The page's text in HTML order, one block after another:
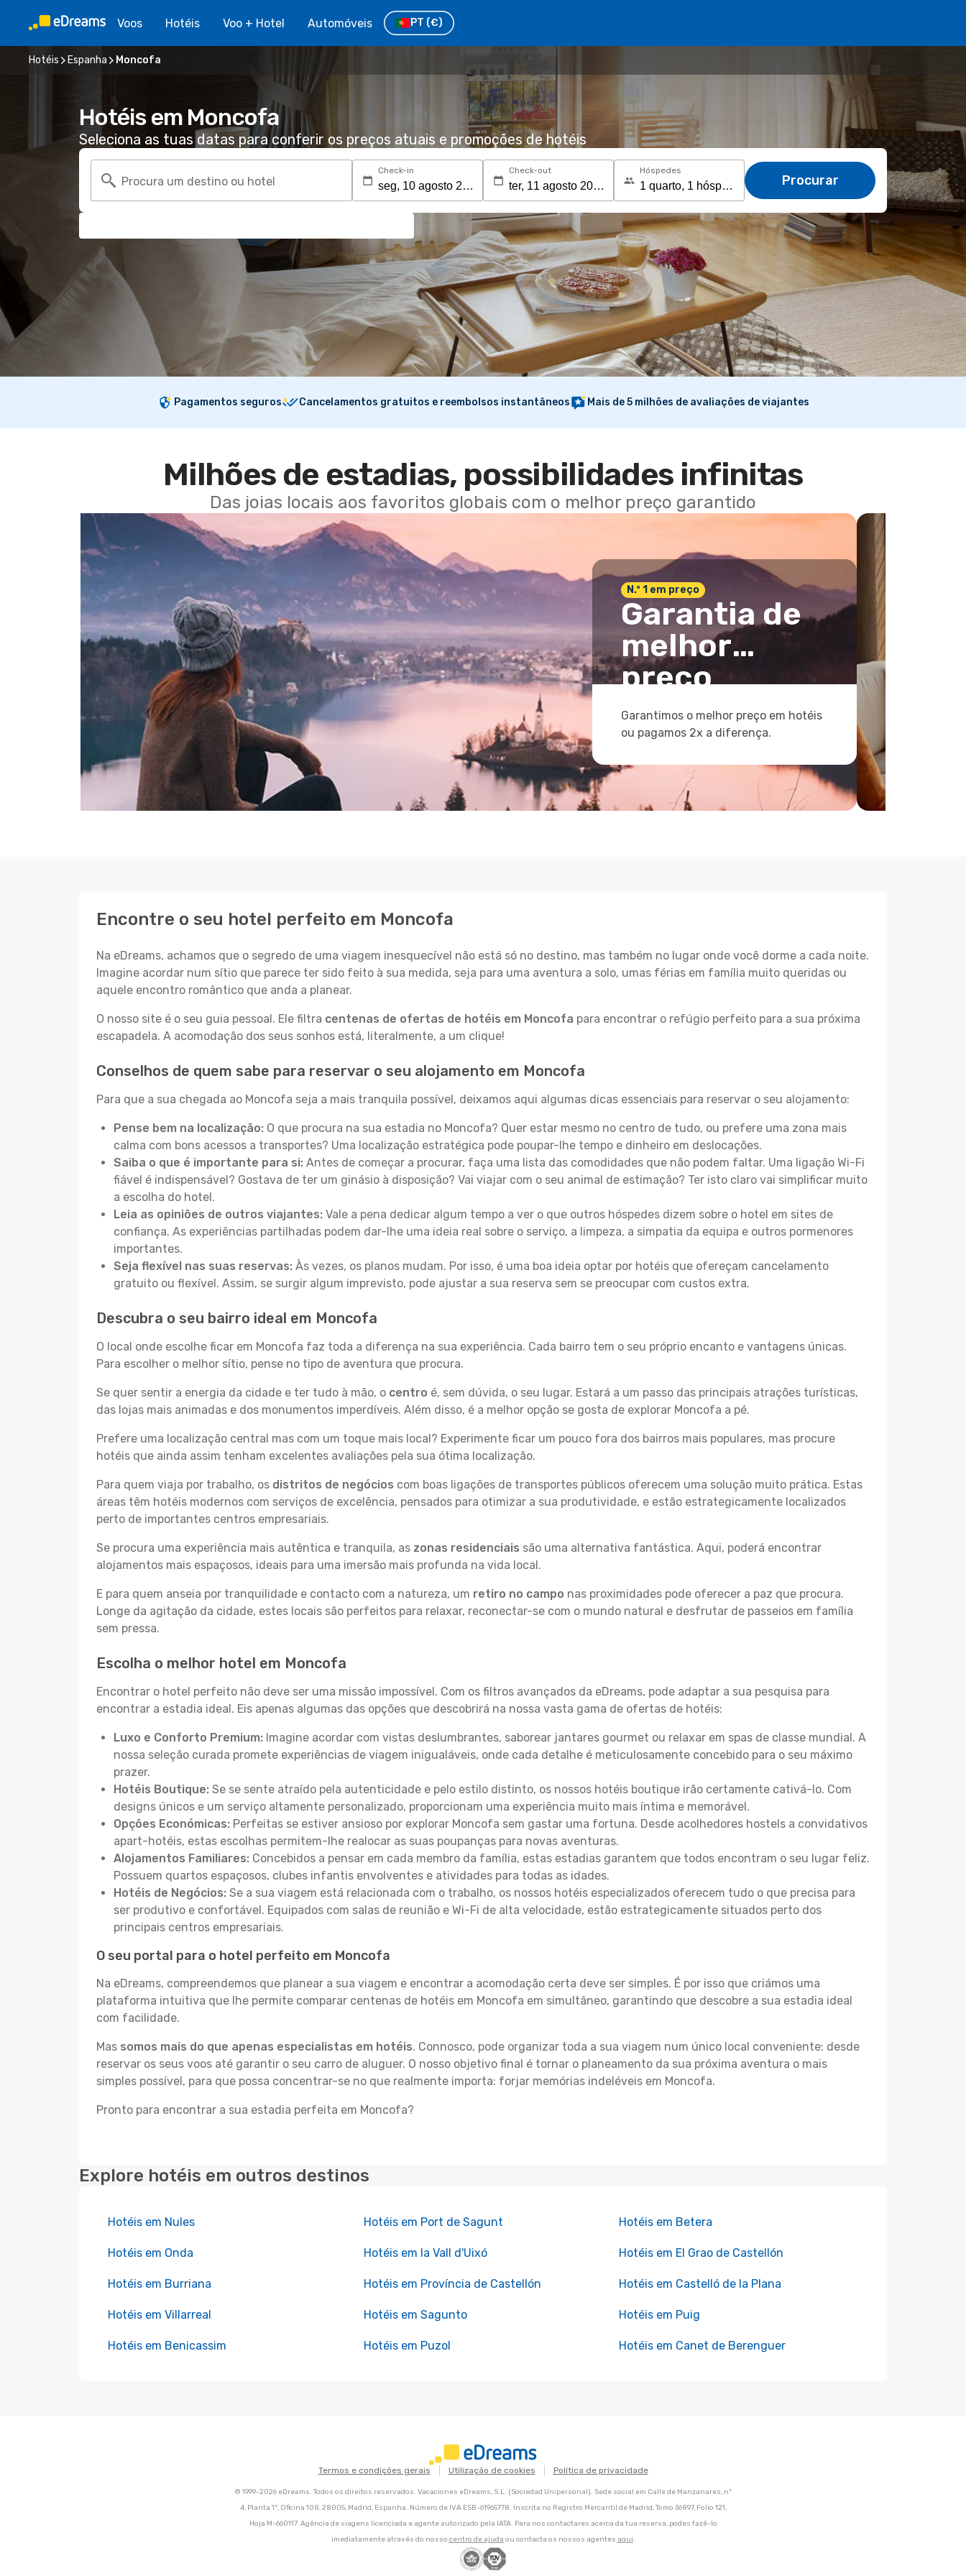
Voos Hotéis Voo + Hotel Automóveis PT (€)
Hotéis Espanha Moncofa
Hotéis em Moncofa
Seleciona as tuas datas para conferir os preços atuais e promoções de hotéis
Procura um destino ou hotel
Check-in Check-out Hóspedes
Procurar
Pagamentos seguros Cancelamentos gratuitos e reembolsos instantâneos Mais de 5 milhões de avaliações de viajantes
Milhões de estadias, possibilidades infinitas
Das joias locais aos favoritos globais com o melhor preço garantido
N.º 1 em preço
Garantia de
melhor
preço
Garantimos o melhor preço em hotéis
ou pagamos 2x a diferença.
Encontre o seu hotel perfeito em Moncofa
Na eDreams, achamos que o segredo de uma viagem inesquecível não está só no destino, mas também no lugar onde você dorme a cada noite.
Imagine acordar num sítio que parece ter sido feito à sua medida, seja para uma aventura a solo, umas férias em família muito queridas ou
aquele encontro romântico que anda a planear.
O nosso site é o seu guia pessoal. Ele filtra centenas de ofertas de hotéis em Moncofa para encontrar o refúgio perfeito para a sua próxima
escapadela. A acomodação dos seus sonhos está, literalmente, a um clique!
Conselhos de quem sabe para reservar o seu alojamento em Moncofa
Para que a sua chegada ao Moncofa seja a mais tranquila possível, deixamos aqui algumas dicas essenciais para reservar o seu alojamento:
Pense bem na localização: O que procura na sua estadia no Moncofa? Quer estar mesmo no centro de tudo, ou prefere uma zona mais
calma com bons acessos a transportes? Uma localização estratégica pode poupar-lhe tempo e dinheiro em deslocações.
Saiba o que é importante para si: Antes de começar a procurar, faça uma lista das comodidades que não podem faltar. Uma ligação Wi-Fi
fiável é indispensável? Gostava de ter um ginásio à disposição? Vai viajar com o seu animal de estimação? Ter isto claro vai simplificar muito
a escolha do hotel.
Leia as opiniões de outros viajantes: Vale a pena dedicar algum tempo a ver o que outros hóspedes dizem sobre o hotel em sites de
confiança. As experiências partilhadas podem dar-lhe uma ideia real sobre o serviço, a limpeza, a simpatia da equipa e outros pormenores
importantes.
Seja flexível nas suas reservas: Às vezes, os planos mudam. Por isso, é uma boa ideia optar por hotéis que ofereçam cancelamento
gratuito ou flexível. Assim, se surgir algum imprevisto, pode ajustar a sua reserva sem se preocupar com custos extra.
Descubra o seu bairro ideal em Moncofa
O local onde escolhe ficar em Moncofa faz toda a diferença na sua experiência. Cada bairro tem o seu próprio encanto e vantagens únicas.
Para escolher o melhor sítio, pense no tipo de aventura que procura.
Se quer sentir a energia da cidade e ter tudo à mão, o centro é, sem dúvida, o seu lugar. Estará a um passo das principais atrações turísticas,
das lojas mais animadas e dos monumentos imperdíveis. Além disso, é a melhor opção se gosta de explorar Moncofa a pé.
Prefere uma localização central mas com um toque mais local? Experimente ficar um pouco fora dos bairros mais populares, mas procure
hotéis que ainda assim tenham excelentes avaliações pela sua ótima localização.
Para quem viaja por trabalho, os distritos de negócios com boas ligações de transportes públicos oferecem uma solução muito prática. Estas
áreas têm hotéis modernos com serviços de excelência, pensados para otimizar a sua produtividade, e estão estrategicamente localizados
perto de importantes centros empresariais.
Se procura uma experiência mais autêntica e tranquila, as zonas residenciais são uma alternativa fantástica. Aqui, poderá encontrar
alojamentos mais espaçosos, ideais para uma imersão mais profunda na vida local.
E para quem anseia por tranquilidade e contacto com a natureza, um retiro no campo nas proximidades pode oferecer a paz que procura.
Longe da agitação da cidade, estes locais são perfeitos para relaxar, reconectar-se com o mundo natural e desfrutar de passeios em família
sem pressa.
Escolha o melhor hotel em Moncofa
Encontrar o hotel perfeito não deve ser uma missão impossível. Com os filtros avançados da eDreams, pode adaptar a sua pesquisa para
encontrar a estadia ideal. Eis apenas algumas das opções que descobrirá na nossa vasta gama de ofertas de hotéis:
Luxo e Conforto Premium: Imagine acordar com vistas deslumbrantes, saborear jantares gourmet ou relaxar em spas de classe mundial. A
nossa seleção curada promete experiências de viagem inigualáveis, onde cada detalhe é meticulosamente concebido para o seu máximo
prazer.
Hotéis Boutique: Se se sente atraído pela autenticidade e pelo estilo distinto, os nossos hotéis boutique irão certamente cativá-lo. Com
designs únicos e um serviço altamente personalizado, proporcionam uma experiência muito mais íntima e memorável.
Opções Económicas: Perfeitas se estiver ansioso por explorar Moncofa sem gastar uma fortuna. Desde acolhedores hostels a convidativos
apart-hotéis, estas escolhas permitem-lhe realocar as suas poupanças para novas aventuras.
Alojamentos Familiares: Concebidos a pensar em cada membro da família, estas estadias garantem que todos encontram o seu lugar feliz.
Possuem quartos espaçosos, clubes infantis envolventes e atividades para todas as idades.
Hotéis de Negócios: Se a sua viagem está relacionada com o trabalho, os nossos hotéis especializados oferecem tudo o que precisa para
ser produtivo e confortável. Equipados com salas de reunião e Wi-Fi de alta velocidade, estão estrategicamente situados perto dos
principais centros empresariais.
O seu portal para o hotel perfeito em Moncofa
Na eDreams, compreendemos que planear a sua viagem e encontrar a acomodação certa deve ser simples. É por isso que criámos uma
plataforma intuitiva que lhe permite comparar centenas de hotéis em Moncofa em simultâneo, garantindo que descobre a sua estadia ideal
com facilidade.
Mas somos mais do que apenas especialistas em hotéis. Connosco, pode organizar toda a sua viagem num único local conveniente: desde
reservar os seus voos até garantir o seu carro de aluguer. O nosso objetivo final é tornar o planeamento da sua próxima aventura o mais
simples possível, para que possa concentrar-se no que realmente importa: forjar memórias indeléveis em Moncofa.
Pronto para encontrar a sua estadia perfeita em Moncofa?
Explore hotéis em outros destinos
Hotéis em Nules Hotéis em Port de Sagunt Hotéis em Betera
Hotéis em Onda Hotéis em la Vall d'Uixó Hotéis em El Grao de Castellón
Hotéis em Burriana Hotéis em Província de Castellón Hotéis em Castelló de la Plana
Hotéis em Villarreal Hotéis em Sagunto Hotéis em Puig
Hotéis em Benicassim Hotéis em Puzol Hotéis em Canet de Berenguer
Termos e condições gerais Utilização de cookies Política de privacidade
© 1999-2026 eDreams. Todos os direitos reservados. Vacaciones eDreams, S.L. (Sociedad Unipersonal). Sede social em Calle de Manzanares, nº
4, Planta 1ª, Oficina 108, 28005, Madrid, Espanha. Número de IVA ESB-61965778. Inscrita no Registro Mercantil de Madrid, Tomo 36897, Folio 121,
Hoja M-660117. Agência de viagens licenciada e agente autorizado pela IATA. Para nos contactares acerca da tua reserva, podes fazê-lo
imediatamente através do nosso centro de ajuda ou contacta os nossos agentes aqui.